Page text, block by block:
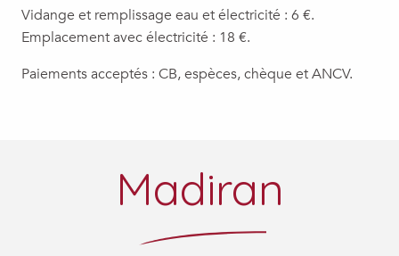
Vidange et remplissage eau et électricité : 6 €.
Emplacement avec électricité : 18 €.
Paiements acceptés : CB, espèces, chèque et ANCV.
Madiran